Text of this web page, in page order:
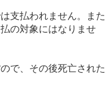
は支払われません。また
の対象にはなりませ
ので、その後死亡された